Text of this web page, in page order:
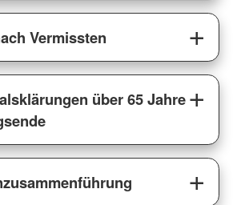
Vermissten
über 65 Jahre